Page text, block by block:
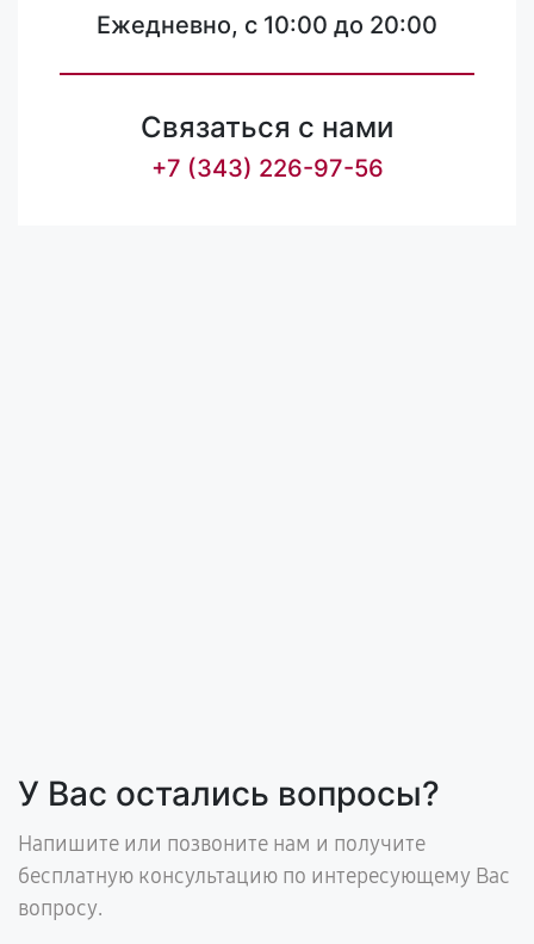
Ежедневно, с 10:00 до 20:00
Связаться с нами
+7 (343) 226-97-56
У Вас остались вопросы?
Напишите или позвоните нам и получите
бесплатную консультацию по интересующему Вас
вопросу.